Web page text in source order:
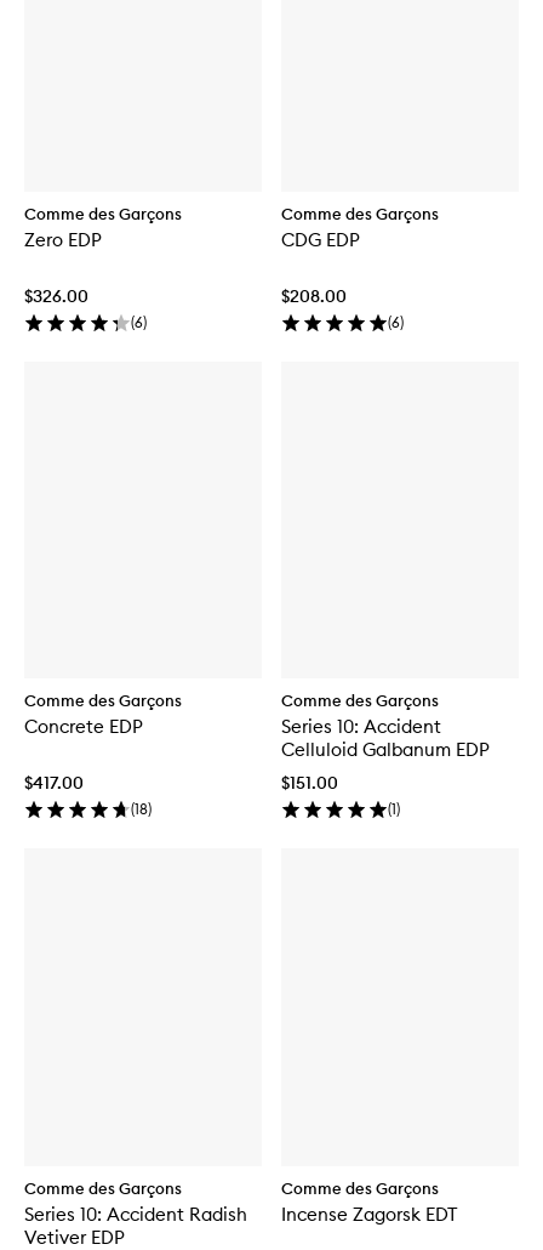
Comme des Garçons
Zero EDP
$326.00
(6)
Comme des Garçons
CDG EDP
$208.00
(6)
Comme des Garçons
Concrete EDP
$417.00
(18)
Comme des Garçons
Series 10: Accident
Celluloid Galbanum EDP
$151.00
(1)
Comme des Garçons
Series 10: Accident Radish
Vetiver EDP
Comme des Garçons
Incense Zagorsk EDT